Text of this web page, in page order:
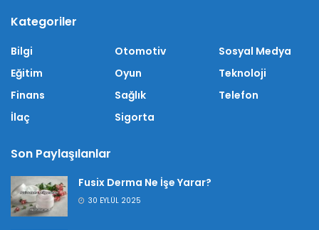
Kategoriler
Bilgi
Eğitim
Finans
İlaç
Otomotiv
Oyun
Sağlık
Sigorta
Sosyal Medya
Teknoloji
Telefon
Son Paylaşılanlar
Fusix Derma Ne İşe Yarar?
30 EYLÜL 2025